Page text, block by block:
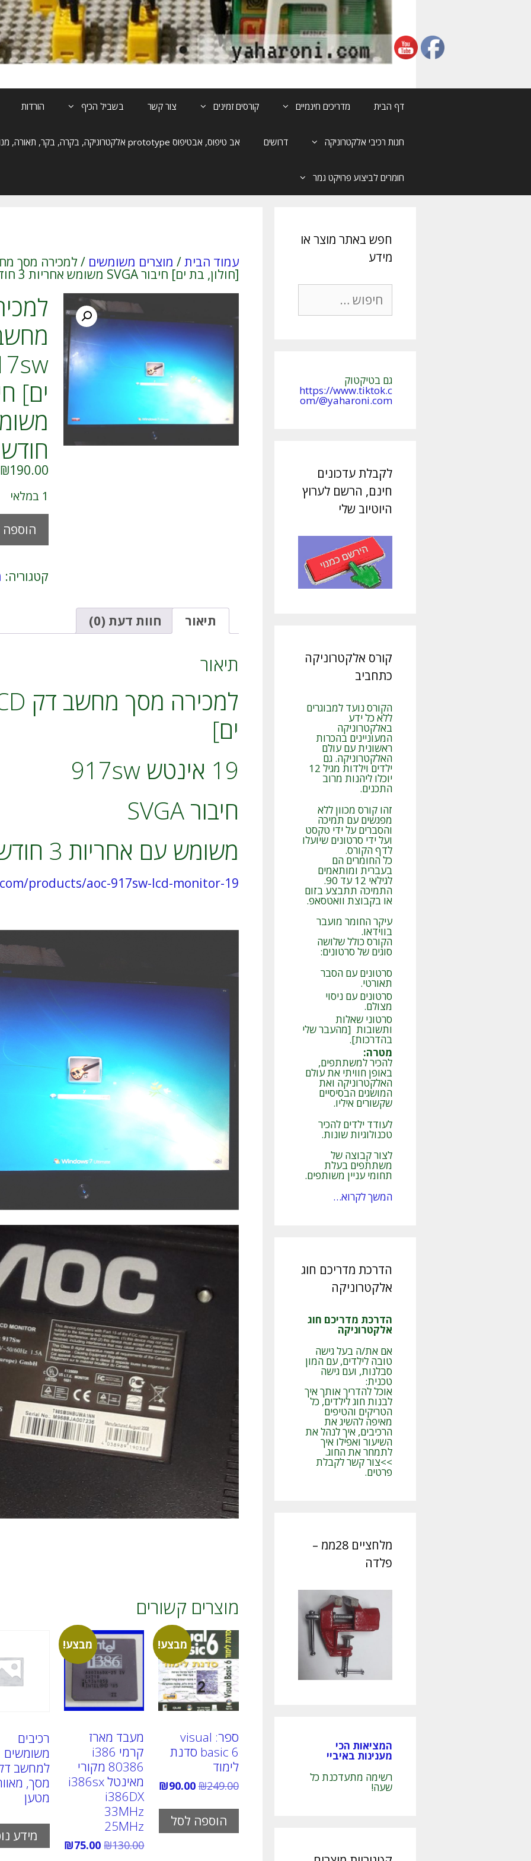
דף הבית מדריכים חינמיים קורסים זמינים צור קשר בשביל הכיף הורדות
חנות רכיבי אלקטרוניקה דרושים אב טיפוס, אבטיפוס prototype אלקטרוניקה, בקרה, בקר, תאורה, מנוע, הנעה
חומרים לביצוע פרויקט גמר
עמוד הבית/ מוצרים משומשים
[חולון, בת ים] חיבור SVGA משומש אחריות 3 חודשים
₪190.00
1 במלאי
כמות
של
למכירה
מחשב
19
בת
אחריות
3
חודשים
קטגוריה:
תיאור חוות דעת (0)
תיאור
ים]
19 אינטש 917sw
חיבור SVGA
משומש עם אחריות 3 חודשים
products/aoc-917sw-lcd-monitor-19/
מוצרים קשורים
מבצע!
ספר: visual
basic 6 סדנת
לימוד
₪249.00 המחיר
היה:
₪249.00.
₪90.00 המחיר
הנוכחי
הוא:
₪90.00. הוספה לסל
מבצע!
מעבד מארז
קרמי i386
80386 מקורי
מאינטל i386sx
i386DX
33MHz
25MHz
₪130.00 המחיר₪75.00 המחיר
רכיבים
משומשים
למחשב
מסך,
מטען
מידע
חפש באתר מוצר או
מידע
חיפוש:
גם בטיקטוק
https://www.tiktok.c
om/@yaharoni.com
לקבלת עדכונים
חינם, הרשם לערוץ
היוטיוב שלי
קורס אלקטרוניקה
כתחביב
הקורס נועד למבוגרים
ללא כל ידע
באלקטרוניקה
המעוניינים בהכרות
ראשונית עם עולם
האלקטרוניקה. גם
ילדים וילדות מגיל 12
יוכלו ליהנות מרוב
התכנים.
זהו קורס מכוון ללא
מפגשים עם תמיכה
והסברים על ידי טקסט
ועל ידי סרטונים שיועלו
לדף הקורס.
כל החומרים הם
בעברית ומותאמים
לגילאי 12 עד 90.
התמיכה תתבצע בזום
או בקבוצת וואטסאפ.
עיקר החומר מועבר
בווידאו.
הקורס כולל שלושה
סוגים של סרטונים:
סרטונים עם הסבר
תאורטי.
סרטונים עם ניסוי
מצולם.
סרטוני שאלות
ותשובות [מהעבר שלי
בהדרכות].
מטרה:
להכיר למשתתפים,
באופן חוויתי את עולם
האלקטרוניקה ואת
המושגים הבסיסיים
שקשורים איליו.
לעודד ילדים להכיר
טכנולוגיות שונות.
לצור קבוצה של
משתתפים בעלת
תחומי עניין משותפים.
המשך לקרוא…
הדרכת מדריכם חוג
אלקטרוניקה
הדרכת מדריכם חוג
אלקטרוניקה
אם את/ה בעל גישה
טובה לילדים, עם המון
סבלנות, ועם גישה
טכנית:
אוכל להדריך אותך איך
לבנות חוג לילדים, כל
הטריקים והטיפים
מאיפה להשיג את
הרכיבים, איך לנהל את
השיעור ואפילו איך
לתמחר את החוג.
>>צור קשר לקבלת
פרטים.
מלחציים 28ממ –
פלדה
המציאות הכי
מענינות באיביי
רשימה מתעדכנת כל
שעה!